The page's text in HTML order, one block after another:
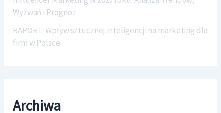
Wyzwań i Prognoz
RAPORT: Wpływ sztucznej inteligencji na marketing dla
firm w Polsce
Archiwa